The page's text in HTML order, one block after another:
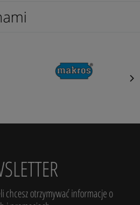
chcesz otrzymywać informacje o